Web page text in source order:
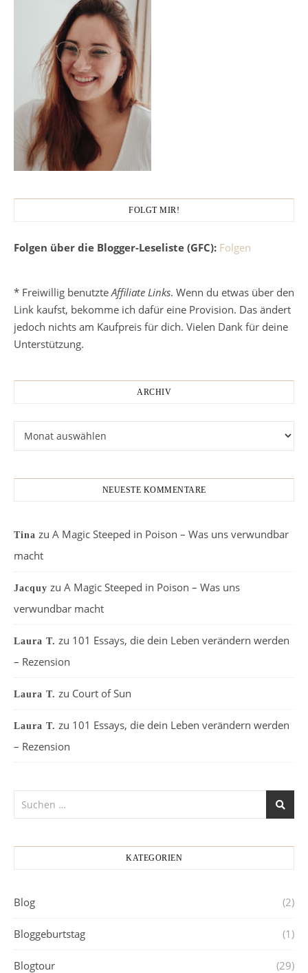
FOLGT MIR!
Folgen über die Blogger-Leseliste (GFC): Folgen
* Freiwillig benutzte Affiliate Links. Wenn du etwas über den
Link kaufst, bekomme ich dafür eine Provision. Das ändert
jedoch nichts am Kaufpreis für dich. Vielen Dank für deine
Unterstützung.
ARCHIV
NEUESTE KOMMENTARE
Tina zu A Magic Steeped in Poison – Was uns verwundbar
macht
Jacquy zu A Magic Steeped in Poison – Was uns
verwundbar macht
Laura T. zu 101 Essays, die dein Leben verändern werden
– Rezension
Laura T. zu Court of Sun
Laura T. zu 101 Essays, die dein Leben verändern werden
– Rezension
KATEGORIEN
Blog (2)
Bloggeburtstag (1)
Blogtour (29)